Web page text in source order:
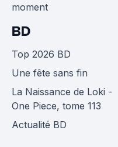
moment
BD
Top 2026 BD
Une fête sans fin
La Naissance de Loki -
One Piece, tome 113
Actualité BD